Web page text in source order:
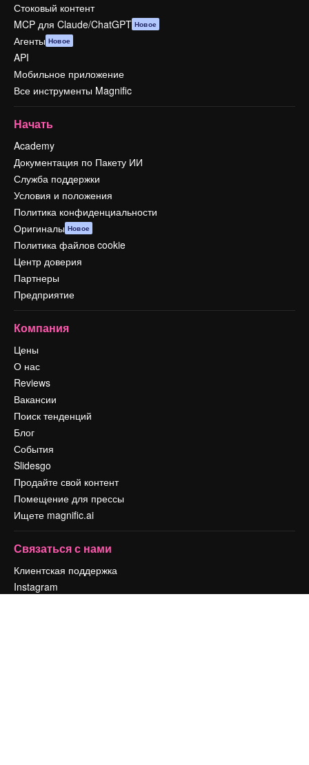
Стоковый контент
MCP для Claude/ChatGPT Новое
Агенты Новое
API
Мобильное приложение
Все инструменты Magnific
Начать
Academy
Документация по Пакету ИИ
Служба поддержки
Условия и положения
Политика конфиденциальности
Оригиналы Новое
Политика файлов cookie
Центр доверия
Партнеры
Предприятие
Компания
Цены
О нас
Reviews
Вакансии
Поиск тенденций
Блог
События
Slidesgo
Продайте свой контент
Помещение для прессы
Ищете magnific.ai
Связаться с нами
Клиентская поддержка
Instagram